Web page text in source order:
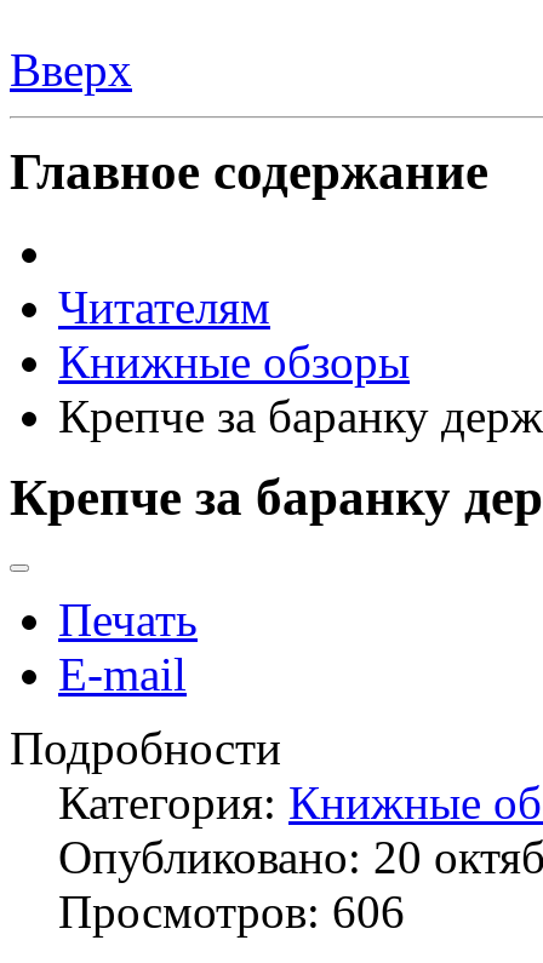
Вверх
Главное содержание
Читателям
Книжные обзоры
Крепче за баранку
Крепче за баранку
Печать
E-mail
Подробности
Категория: Книжные
Опубликовано: 20
Просмотров: 606